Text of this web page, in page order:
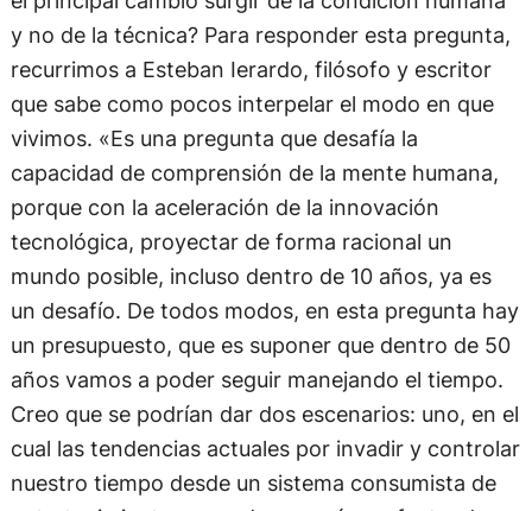
y no de la técnica? Para responder esta pregunta,
recurrimos a Esteban Ierardo, filósofo y escritor
que sabe como pocos interpelar el modo en que
vivimos. «Es una pregunta que desafía la
capacidad de comprensión de la mente humana,
porque con la aceleración de la innovación
tecnológica, proyectar de forma racional un
mundo posible, incluso dentro de 10 años, ya es
un desafío. De todos modos, en esta pregunta hay
un presupuesto, que es suponer que dentro de 50
años vamos a poder seguir manejando el tiempo.
Creo que se podrían dar dos escenarios: uno, en el
cual las tendencias actuales por invadir y controlar
nuestro tiempo desde un sistema consumista de